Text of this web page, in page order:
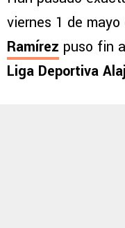
viernes 1 de mayo
Ramírez puso fin
Liga Deportiva